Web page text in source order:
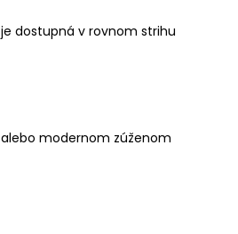
je dostupná v rovnom strihu
alebo modernom zúženom